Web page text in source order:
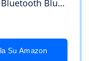
Blu
Su Amazon